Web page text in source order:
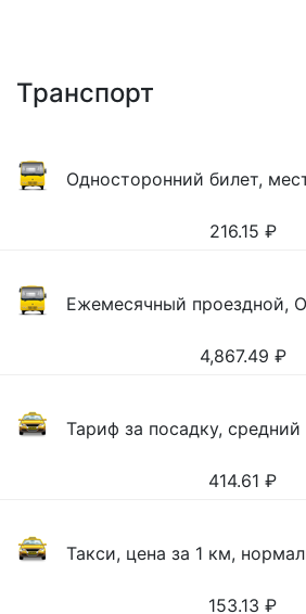
Транспорт
Односторонний билет,
216.15 ₽
Ежемесячный проездной,
4,867.49 ₽
Тариф за посадку, средний
414.61 ₽
Такси, цена за 1 км,
153.13 ₽